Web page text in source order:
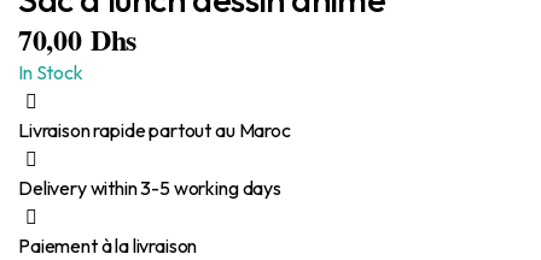
70,00Dhs
In Stock
Livraison rapide partout au Maroc
Delivery within 3-5 working days
Paiement à la livraison